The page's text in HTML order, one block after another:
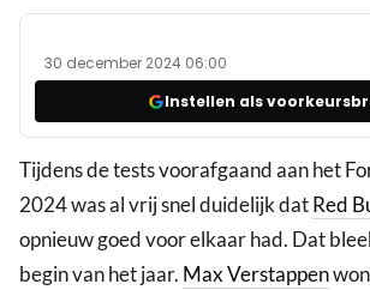
30 december 2024 06:00
Instellen als
Tijdens de tests voorafgaand aan het
2024 was al vrij snel duidelijk datRed
opnieuw goed voor elkaar had. Dat
begin van het jaar. Max Verstappen